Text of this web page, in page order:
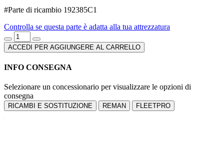
#Parte di ricambio 192385C1
Controlla se questa parte è adatta alla tua attrezzatura
ACCEDI PER AGGIUNGERE AL CARRELLO
INFO CONSEGNA
Selezionare un concessionario per visualizzare le opzioni di
consegna
RICAMBI E SOSTITUZIONE REMAN FLEETPRO